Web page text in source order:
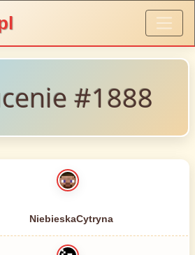
#1888
NiebieskaCytryna